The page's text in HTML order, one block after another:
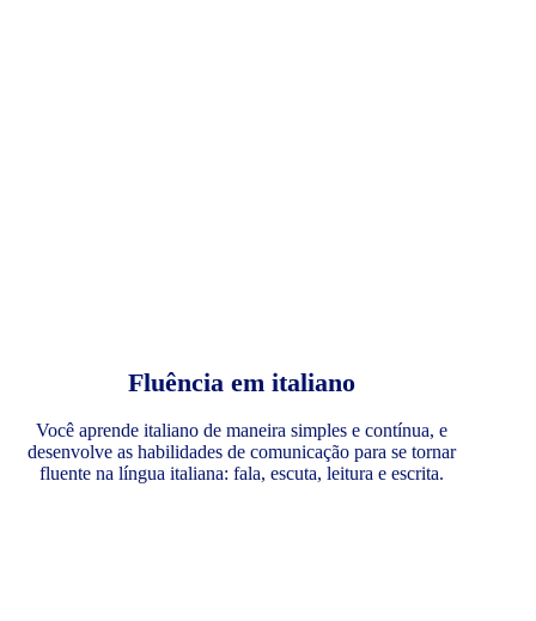
Fluência em italiano
Você aprende italiano de maneira simples e contínua, e
desenvolve as habilidades de comunicação para se tornar
fluente na língua italiana: fala, escuta, leitura e escrita.